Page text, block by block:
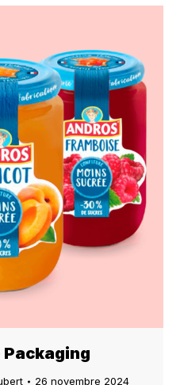
Packaging
26 novembre 2024